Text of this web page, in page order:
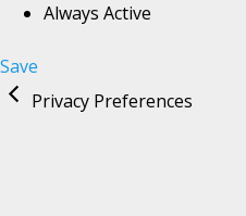
Always Active
Save
Privacy Preferences